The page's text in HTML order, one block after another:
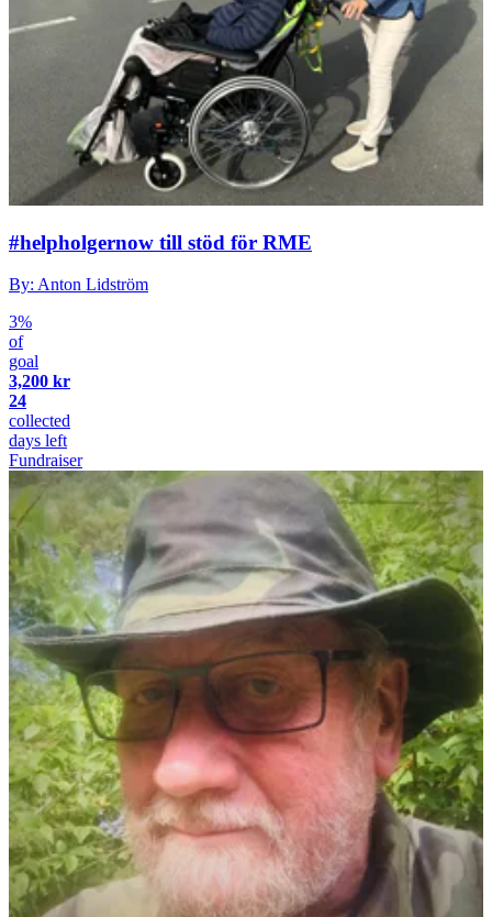
#helpholgernow till stöd för RME
By: Anton Lidström
3%
of
goal
3,200 kr
24
collected
days left
Fundraiser